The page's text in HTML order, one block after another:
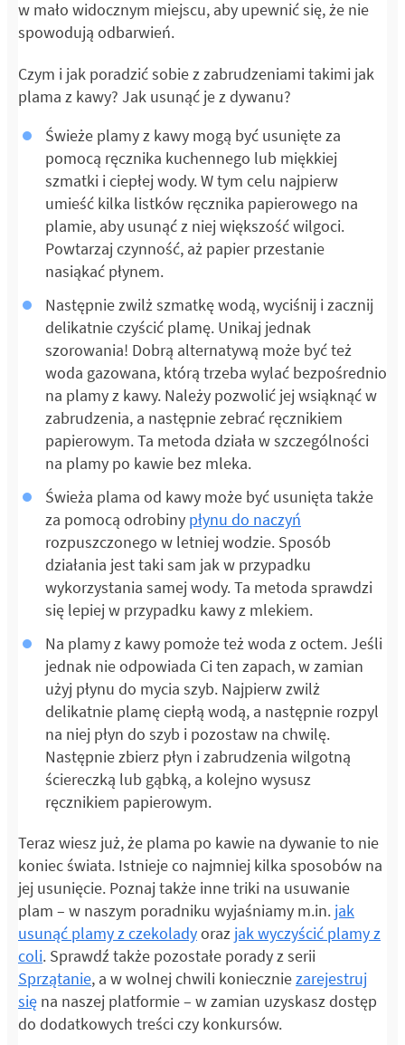
w mało widocznym miejscu, aby upewnić się, że nie
spowodują odbarwień.
Czym i jak poradzić sobie z zabrudzeniami takimi jak
plama z kawy? Jak usunąć je z dywanu?
Świeże plamy z kawy mogą być usunięte za
pomocą ręcznika kuchennego lub miękkiej
szmatki i ciepłej wody. W tym celu najpierw
umieść kilka listków ręcznika papierowego na
plamie, aby usunąć z niej większość wilgoci.
Powtarzaj czynność, aż papier przestanie
nasiąkać płynem.
Następnie zwilż szmatkę wodą, wyciśnij i zacznij
delikatnie czyścić plamę. Unikaj jednak
szorowania! Dobrą alternatywą może być też
woda gazowana, którą trzeba wylać bezpośrednio
na plamy z kawy. Należy pozwolić jej wsiąknąć w
zabrudzenia, a następnie zebrać ręcznikiem
papierowym. Ta metoda działa w szczególności
na plamy po kawie bez mleka.
Świeża plama od kawy może być usunięta także
za pomocą odrobiny płynu do naczyń
rozpuszczonego w letniej wodzie. Sposób
działania jest taki sam jak w przypadku
wykorzystania samej wody. Ta metoda sprawdzi
się lepiej w przypadku kawy z mlekiem.
Na plamy z kawy pomoże też woda z octem. Jeśli
jednak nie odpowiada Ci ten zapach, w zamian
użyj płynu do mycia szyb. Najpierw zwilż
delikatnie plamę ciepłą wodą, a następnie rozpyl
na niej płyn do szyb i pozostaw na chwilę.
Następnie zbierz płyn i zabrudzenia wilgotną
ściereczką lub gąbką, a kolejno wysusz
ręcznikiem papierowym.
Teraz wiesz już, że plama po kawie na dywanie to nie
koniec świata. Istnieje co najmniej kilka sposobów na
jej usunięcie. Poznaj także inne triki na usuwanie
plam – w naszym poradniku wyjaśniamy m.in. jak
usunąć plamy z czekoladyoraz jak wyczyścić plamy z
coli. Sprawdź także pozostałe porady z serii
Sprzątanie, a w wolnej chwili konieczniezarejestruj
się na naszej platformie – w zamian uzyskasz dostęp
do dodatkowych treści czy konkursów.